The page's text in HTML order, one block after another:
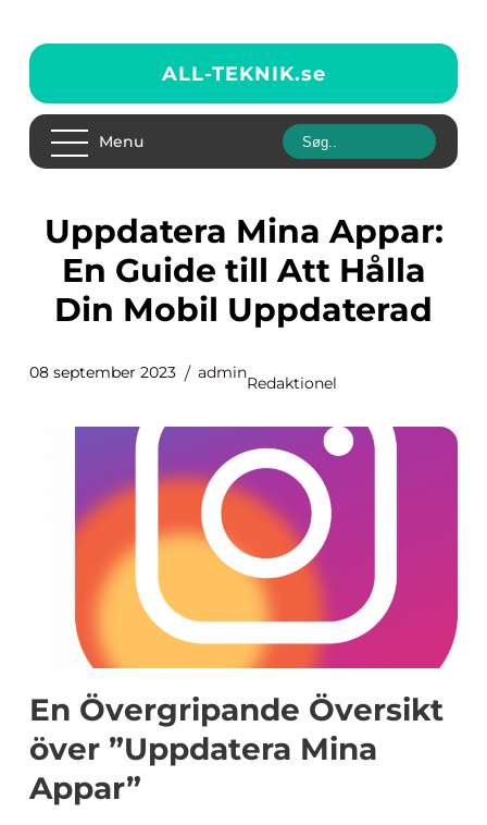
ALL-TEKNIK.se
Menu
Uppdatera Mina Appar:
En Guide till Att Hålla
Din Mobil Uppdaterad
08 september 2023 admin
Redaktionel
En Övergripande Översikt
över ”Uppdatera Mina
Appar”